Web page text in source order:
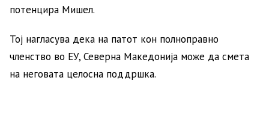
потенцира Мишел.
Тој нагласува дека на патот кон полноправно
членство во ЕУ, Северна Македонија може да смета
на неговата целосна поддршка.